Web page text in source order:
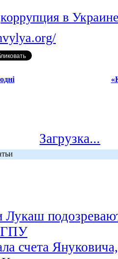
коррупция в
Загрузка...
ГПУ
счета